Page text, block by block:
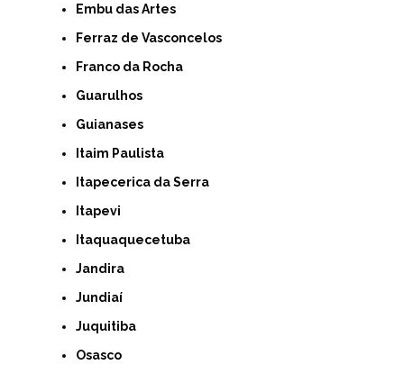
Embu das Artes
Ferraz de Vasconcelos
Franco da Rocha
Guarulhos
Guianases
Itaim Paulista
Itapecerica da Serra
Itapevi
Itaquaquecetuba
Jandira
Jundiaí
Juquitiba
Osasco